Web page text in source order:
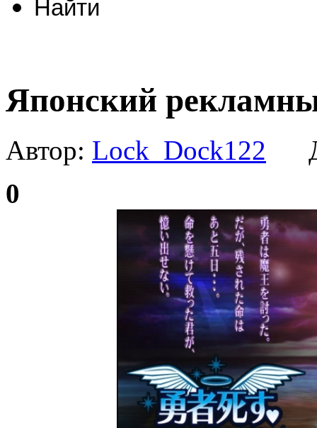
Японский
Автор: Lock_Dock122
0